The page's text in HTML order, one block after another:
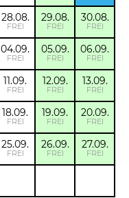
28.08.
FREI
29.08.
FREI
30.08.
FREI
04.09.
FREI
05.09.
FREI
06.09.
FREI
11.09.
FREI
12.09.
FREI
13.09.
FREI
18.09.
FREI
19.09.
FREI
20.09.
FREI
25.09.
FREI
26.09.
FREI
27.09.
FREI